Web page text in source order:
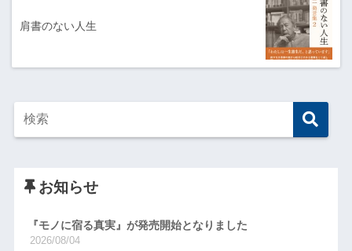
肩書のない人生
お知らせ
『モノに宿る真実』が発売開始となりました
2026/08/04